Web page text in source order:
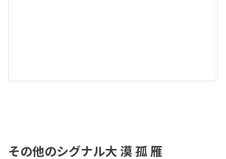
その他のシグナル大 漠 孤 雁